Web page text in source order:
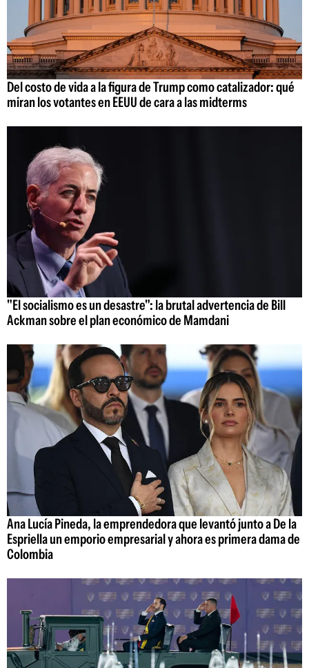
Del costo de vida a la figura de Trump como catalizador: qué
miran los votantes en EEUU de cara a las midterms
"El socialismo es un desastre": la brutal advertencia de Bill
Ackman sobre el plan económico de Mamdani
Ana Lucía Pineda, la emprendedora que levantó junto a De la
Espriella un emporio empresarial y ahora es primera dama de
Colombia